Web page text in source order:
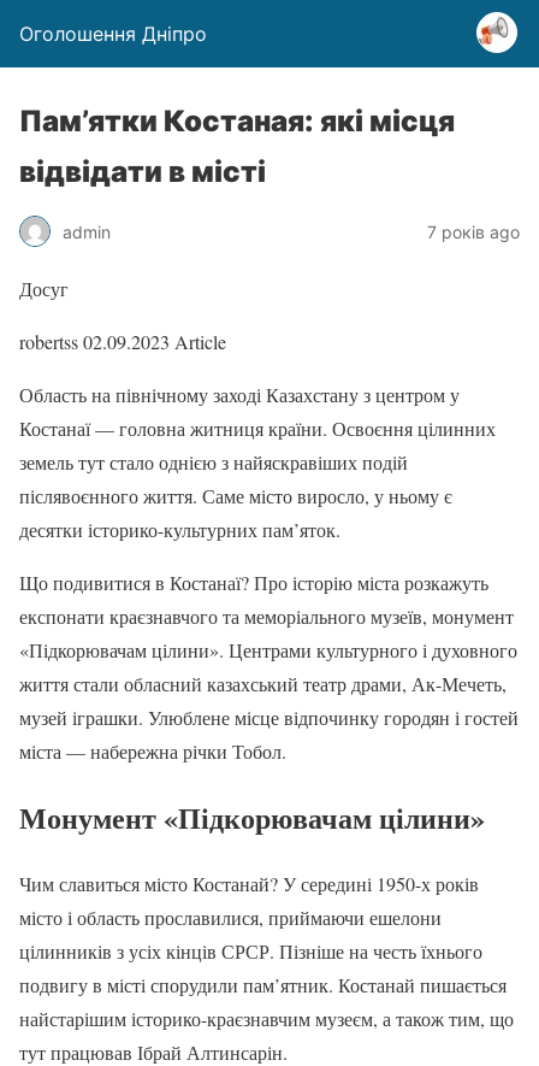
Оголошення Дніпро
Пам’ятки Костаная: які місця
відвідати в місті
admin 7 років ago
Досуг
robertss02.09.2023 Article
Область на північному заході Казахстану з центром у
Костанаї — головна житниця країни. Освоєння цілинних
земель тут стало однією з найяскравіших подій
післявоєнного життя. Саме місто виросло, у ньому є
десятки історико-культурних пам’яток.
Що подивитися в Костанаї? Про історію міста розкажуть
експонати краєзнавчого та меморіального музеїв, монумент
«Підкорювачам цілини». Центрами культурного і духовного
життя стали обласний казахський театр драми, Ак-Мечеть,
музей іграшки. Улюблене місце відпочинку городян і гостей
міста — набережна річки Тобол.
Монумент «Підкорювачам цілини»
Чим славиться місто Костанай? У середині 1950-х років
місто і область прославилися, приймаючи ешелони
цілинників з усіх кінців СРСР. Пізніше на честь їхнього
подвигу в місті спорудили пам’ятник. Костанай пишається
найстарішим історико-краєзнавчим музеєм, а також тим, що
тут працював Ібрай Алтинсарін.